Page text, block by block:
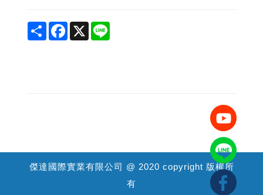
Share Facebook
X
傑達國際實業有限公司 @ 2020 copyright 版權所
有